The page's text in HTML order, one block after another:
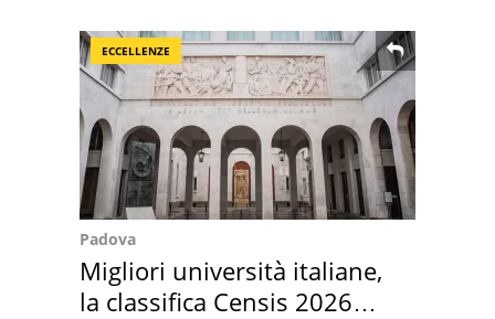
ECCELLENZE
Padova
Migliori università italiane,
la classifica Censis 2026